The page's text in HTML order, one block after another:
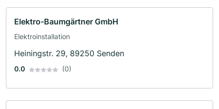
Elektro-Baumgärtner GmbH
Elektroinstallation
Heiningstr. 29, 89250 Senden
0.0 (0)